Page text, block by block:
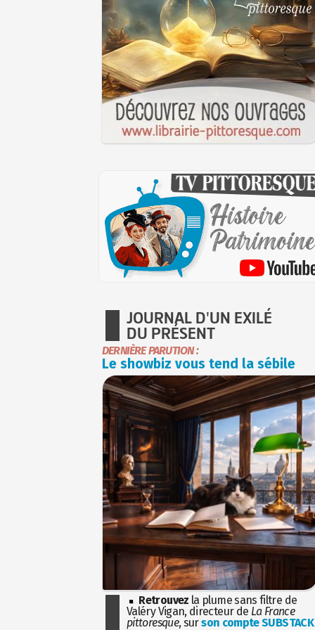
JOURNAL D'UN EXILÉ
DU PRÉSENT
DERNIÈRE PARUTION :
Le showbiz vous tend la sébile
Retrouvez la plume sans filtre de
Valéry Vigan, directeur de La France
pittoresque, surson compte SUBSTACK